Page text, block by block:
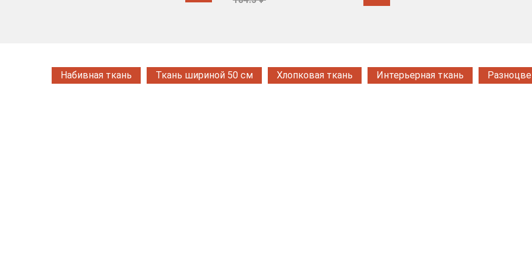
Набивная ткань Ткань шириной 50 см Хлопковая ткань Интерьерная ткань